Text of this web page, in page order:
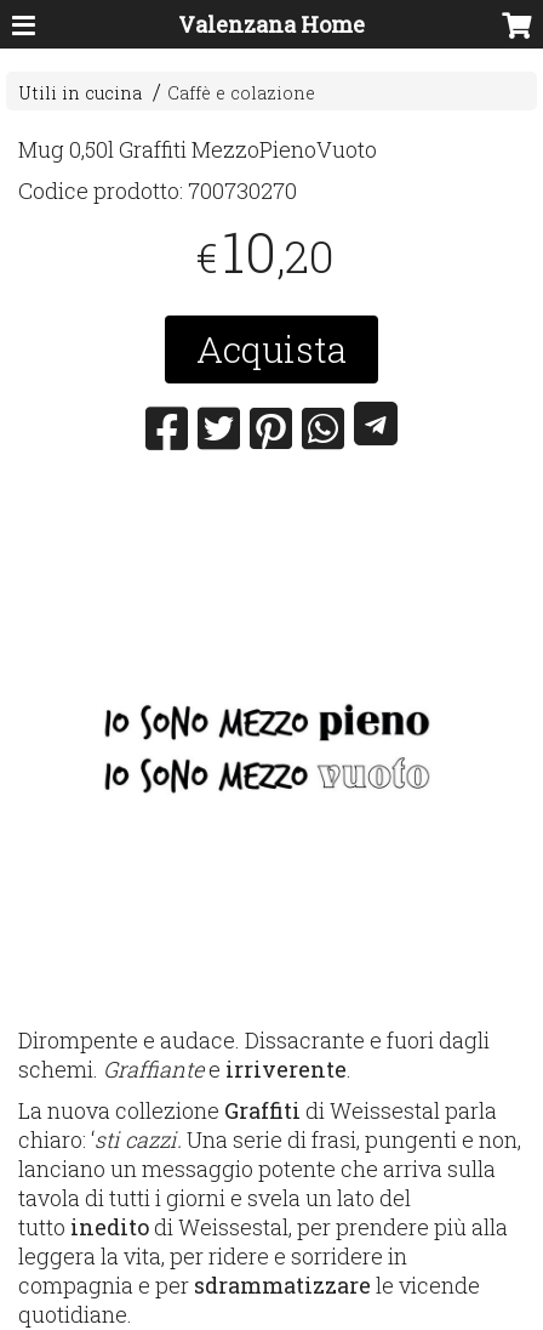
Valenzana Home
Utili in cucina Caffè e colazione
Mug 0,50l Graffiti MezzoPienoVuoto
Codice prodotto:700730270
€10,20
Acquista
Dirompente e audace. Dissacrante e fuori dagli
schemi. Graffiantee irriverente
La nuova collezione Graffiti di Weissestal parla
chiaro: ‘sti cazzi.Una serie di frasi, pungenti e non,
lanciano un messaggio potente che arriva sulla
tavola di tutti i giorni e svela un lato del
tutto inedito di Weissestal, per prendere più alla
leggera la vita, per ridere e sorridere in
compagnia e per sdrammatizzarele vicende
quotidiane.